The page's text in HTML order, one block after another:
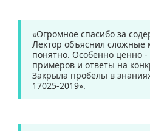
«Огромное спасибо за
Лектор объяснил сложные
понятно. Особенно ценно
примеров и ответы на
Закрыла пробелы в
17025-2019».